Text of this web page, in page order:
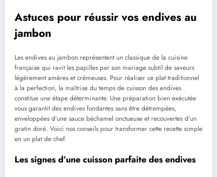
Astuces pour réussir vos endives au
jambon
Les endives au jambon représentent un classique de la cuisine
française qui ravit les papilles par son mariage subtil de saveurs
légèrement amères et crémeuses. Pour réaliser ce plat traditionnel
à la perfection, la maîtrise du temps de cuisson des endives
constitue une étape déterminante. Une préparation bien exécutée
vous garantit des endives fondantes sans être détrempées,
enveloppées d’une sauce béchamel onctueuse et recouvertes d’un
gratin doré. Voici nos conseils pour transformer cette recette simple
en un plat de chef.
Les signes d’une cuisson parfaite des endives